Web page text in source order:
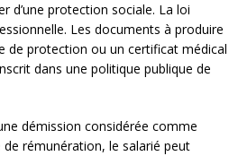
d’une protection sociale. La loi
Les documents à produire
de protection ou un certificat médical
dans une politique publique de
démission considérée comme
rémunération, le salarié peut